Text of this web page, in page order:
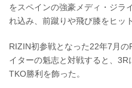
をスペインの強豪メディ・ジラ
れ込み、前蹴りや飛び膝をヒッ
RIZIN初参戦となった22年7月
イターの魁志と対戦すると、
TKO勝利を飾った。